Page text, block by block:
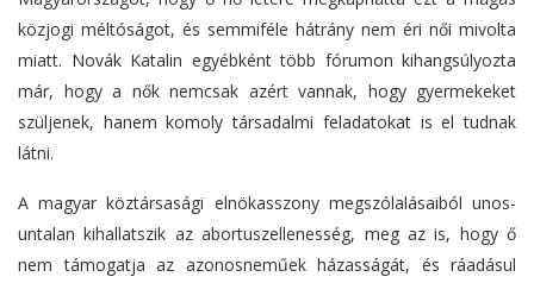
közjogi méltóságot, és semmiféle hátrány nem éri női mivolta
miatt. Novák Katalin egyébként több fórumon kihangsúlyozta
már, hogy a nők nemcsak azért vannak, hogy gyermekeket
szüljenek, hanem komoly társadalmi feladatokat is el tudnak
látni.
A magyar köztársasági elnökasszony megszólalásaiból unos-
untalan kihallatszik az abortuszellenesség, meg az is, hogy ő
nem támogatja az azonosneműek házasságát, és ráadásul